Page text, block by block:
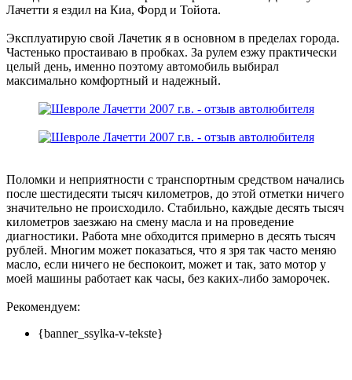
Лачетти я ездил на Киа, Форд и Тойота.
Эксплуатирую свой Лачетик я в основном в пределах города.
Частенько простаиваю в пробках. За рулем езжу практически
целый день, именно поэтому автомобиль выбирал
максимально комфортный и надежный.
Поломки и неприятности с транспортным средством начались
после шестидесяти тысяч километров, до этой отметки ничего
значительно не происходило. Стабильно, каждые десять тысяч
километров заезжаю на смену масла и на проведение
диагностики. Работа мне обходится примерно в десять тысяч
рублей. Многим может показаться, что я зря так часто меняю
масло, если ничего не беспокоит, может и так, зато мотор у
моей машины работает как часы, без каких-либо заморочек.
Рекомендуем:
{banner_ssylka-v-tekste}